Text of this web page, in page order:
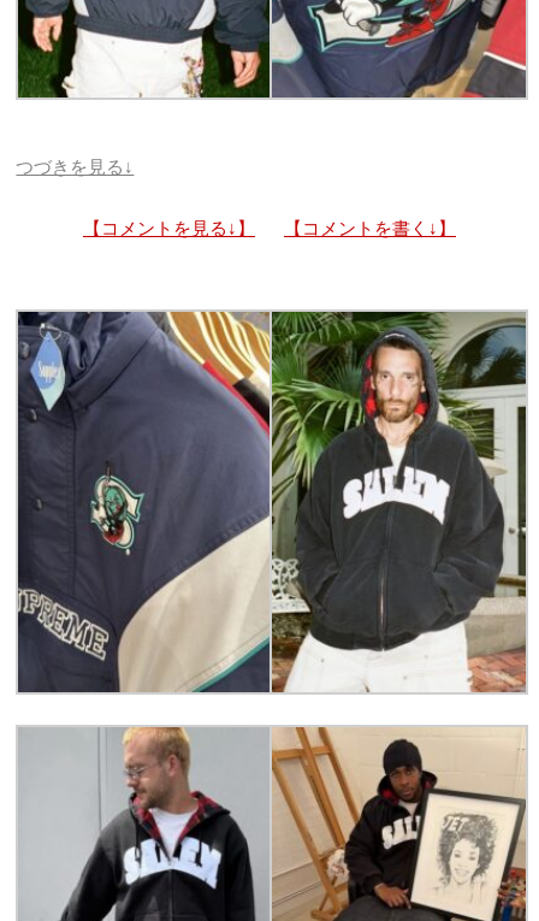
つづきを見る↓
【コメントを見る↓】 【コメントを書く↓】